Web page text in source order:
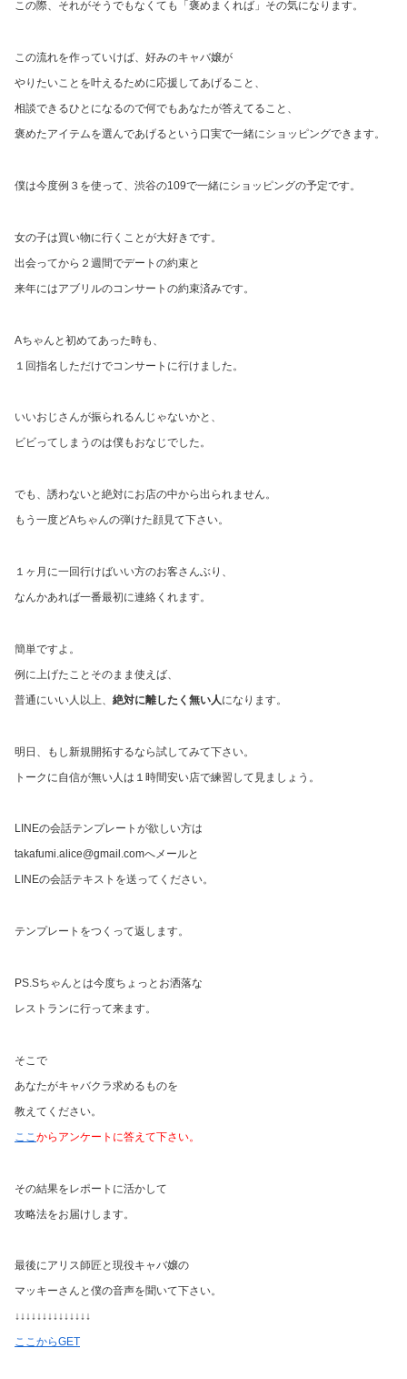
この際、それがそうでもなくても「褒めまくれば」その気になります。
この流れを作っていけば、好みのキャバ嬢が
やりたいことを叶えるために応援してあげること、
相談できるひとになるので何でもあなたが答えてること、
褒めたアイテムを選んであげるという口実で一緒にショッピングできます。
僕は今度例３を使って、渋谷の109で一緒にショッピングの予定です。
女の子は買い物に行くことが大好きです。
出会ってから２週間でデートの約束と
来年にはアブリルのコンサートの約束済みです。
Aちゃんと初めてあった時も、
１回指名しただけでコンサートに行けました。
いいおじさんが振られるんじゃないかと、
ビビってしまうのは僕もおなじでした。
でも、誘わないと絶対にお店の中から出られません。
もう一度どAちゃんの弾けた顔見て下さい。
１ヶ月に一回行けばいい方のお客さんぶり、
なんかあれば一番最初に連絡くれます。
簡単ですよ。
例に上げたことそのまま使えば、
普通にいい人以上、 絶対に離したく無い人 になります。
明日、もし新規開拓するなら試してみて下さい。
トークに自信が無い人は１時間安い店で練習して見ましょう。
LINEの会話テンプレートが欲しい方は
takafumi.alice@gmail.comへメールと
LINEの会話テキストを送ってください。
テンプレートをつくって返します。
PS.Sちゃんとは今度ちょっとお洒落な
レストランに行って来ます。
そこで
あなたがキャバクラ求めるものを
教えてください。
ここ からアンケートに答えて下さい。
その結果をレポートに活かして
攻略法をお届けします。
最後にアリス師匠と現役キャバ嬢の
マッキーさんと僕の音声を聞いて下さい。
↓↓↓↓↓↓↓↓↓↓↓↓↓↓
ここからGET